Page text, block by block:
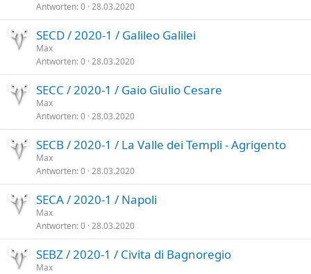
Antworten 0 28.03.2020
SECD / 2020-1 / Galileo Galilei
Max
Antworten 0 28.03.2020
SECC / 2020-1 / Gaio Giulio Cesare
Max
Antworten 0 28.03.2020
SECB / 2020-1 / La Valle dei Templi - Agrigento
Max
Antworten 0 28.03.2020
SECA / 2020-1 / Napoli
Max
Antworten 0 28.03.2020
SEBZ / 2020-1 / Civita di Bagnoregio
Max